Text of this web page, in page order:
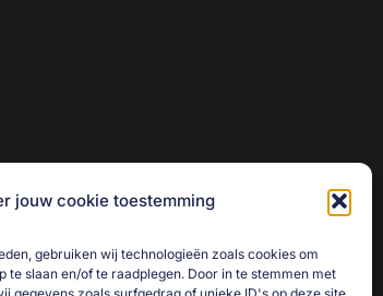
jouw cookie toestemming
gebruiken wij technologieën zoals cookies om
te slaan en/of te raadplegen. Door in te stemmen met